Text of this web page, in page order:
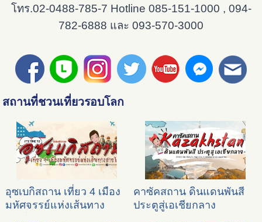
โทร.02-0488-785-7 Hotline 085-151-1000 , 094-
782-6888 และ 093-570-3000
สถานที่ชวนเที่ยวรอบโลก
อุซเบกิสถาน เที่ยว 4 เมือง
มหัศจรรย์แห่งเส้นทาง
คาซัคสถาน ดินแดนพันสี
ประตูสู่เอเชียกลาง